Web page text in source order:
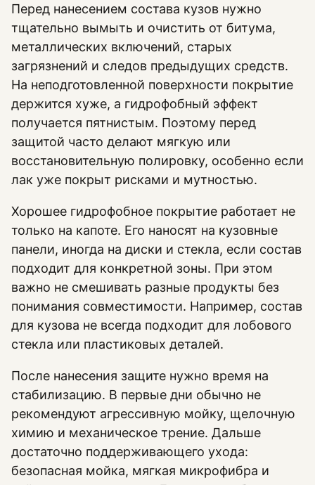
Перед нанесением состава кузов нужно
тщательно вымыть и очистить от битума,
металлических включений, старых
загрязнений и следов предыдущих средств.
На неподготовленной поверхности покрытие
держится хуже, а гидрофобный эффект
получается пятнистым. Поэтому перед
защитой часто делают мягкую или
восстановительную полировку, особенно если
лак уже покрыт рисками и мутностью.
Хорошее гидрофобное покрытие работает не
только на капоте. Его наносят на кузовные
панели, иногда на диски и стекла, если состав
подходит для конкретной зоны. При этом
важно не смешивать разные продукты без
понимания совместимости. Например, состав
для кузова не всегда подходит для лобового
стекла или пластиковых деталей.
После нанесения защите нужно время на
стабилизацию. В первые дни обычно не
рекомендуют агрессивную мойку, щелочную
химию и механическое трение. Дальше
достаточно поддерживающего ухода:
безопасная мойка, мягкая микрофибра и